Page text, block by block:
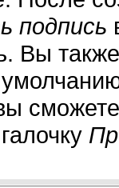
подпись
Вы